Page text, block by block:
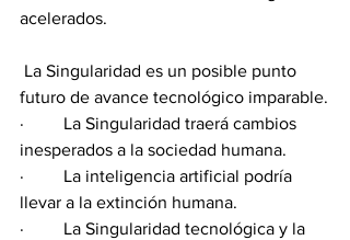
acelerados.
futuro de avance tecnológico imparable.
·         La Singularidad traerá cambios
inesperados a la sociedad humana.
·         La inteligencia artificial podría
llevar a la extinción humana.
·         La Singularidad tecnológica y la